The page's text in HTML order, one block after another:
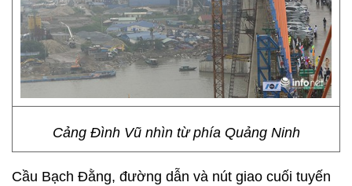
Cảng Đình Vũ nhìn từ phía Quảng Ninh
Cầu Bạch Đằng, đường dẫn và nút giao cuối tuyến